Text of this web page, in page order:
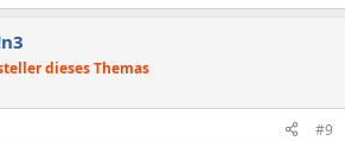
dieses Themas
#9